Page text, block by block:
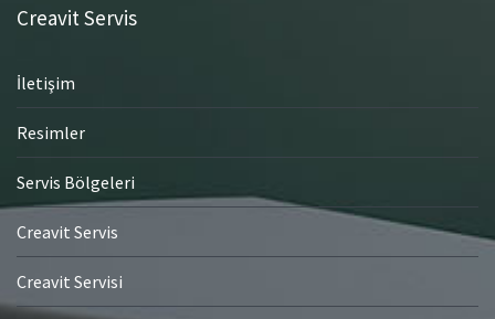
Creavit Servis
İletişim
Resimler
Servis Bölgeleri
Creavit Servis
Creavit Servisi